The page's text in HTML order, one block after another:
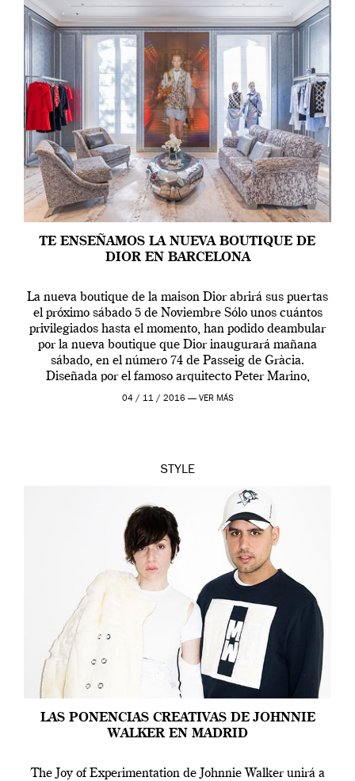
TE ENSEÑAMOS LA NUEVA BOUTIQUE DE
DIOR EN BARCELONA
La nueva boutique de la maison Dior abrirá sus puertas
el próximo sábado 5 de Noviembre Sólo unos cuántos
privilegiados hasta el momento, han podido deambular
por la nueva boutique que Dior inaugurará mañana
sábado, en el número 74 de Passeig de Gràcia.
Diseñada por el famoso arquitecto Peter Marino,
acercará a Barcelona sus colecciones […]
04 / 11 / 2016 — VER MÁS
STYLE
LAS PONENCIAS CREATIVAS DE JOHNNIE
WALKER EN MADRID
The Joy of Experimentation de Johnnie Walker unirá a